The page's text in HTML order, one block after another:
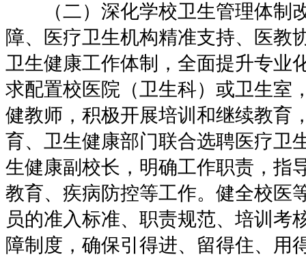
（二）深化学校卫生管理体制
障、医疗卫生机构精准支持、医教
卫生健康工作体制，全面提升专业
求配置校医院（卫生科）或卫生室
健教师，积极开展培训和继续教育
育、卫生健康部门联合选聘医疗卫
生健康副校长，明确工作职责，指
教育、疾病防控等工作。健全校医
员的准入标准、职责规范、培训考
障制度，确保引得进、留得住、用